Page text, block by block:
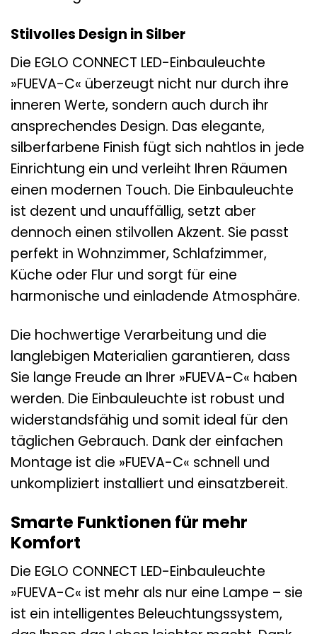
Stilvolles Design in Silber
Die EGLO CONNECT LED-Einbauleuchte
»FUEVA-C« überzeugt nicht nur durch ihre
inneren Werte, sondern auch durch ihr
ansprechendes Design. Das elegante,
silberfarbene Finish fügt sich nahtlos in jede
Einrichtung ein und verleiht Ihren Räumen
einen modernen Touch. Die Einbauleuchte
ist dezent und unauffällig, setzt aber
dennoch einen stilvollen Akzent. Sie passt
perfekt in Wohnzimmer, Schlafzimmer,
Küche oder Flur und sorgt für eine
harmonische und einladende Atmosphäre.
Die hochwertige Verarbeitung und die
langlebigen Materialien garantieren, dass
Sie lange Freude an Ihrer »FUEVA-C« haben
werden. Die Einbauleuchte ist robust und
widerstandsfähig und somit ideal für den
täglichen Gebrauch. Dank der einfachen
Montage ist die »FUEVA-C« schnell und
unkompliziert installiert und einsatzbereit.
Smarte Funktionen für mehr
Komfort
Die EGLO CONNECT LED-Einbauleuchte
»FUEVA-C« ist mehr als nur eine Lampe – sie
ist ein intelligentes Beleuchtungssystem,